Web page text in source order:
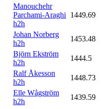
Manouchehr
Parchami-Araghi
h2h
1449.69
Johan Norberg
h2h
1453.48
Björn Ekström
h2h
1444.5
Ralf Åkesson
h2h
1448.73
Elle Wågström
h2h
1439.59